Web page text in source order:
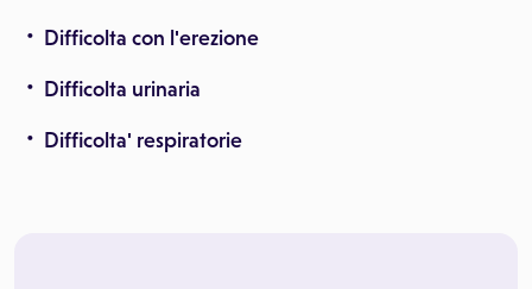
Difficolta con l'erezione
Difficolta urinaria
Difficolta' respiratorie